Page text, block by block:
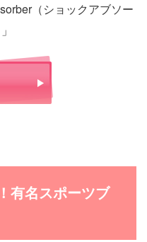
（ショックアブソー
有名スポーツブ